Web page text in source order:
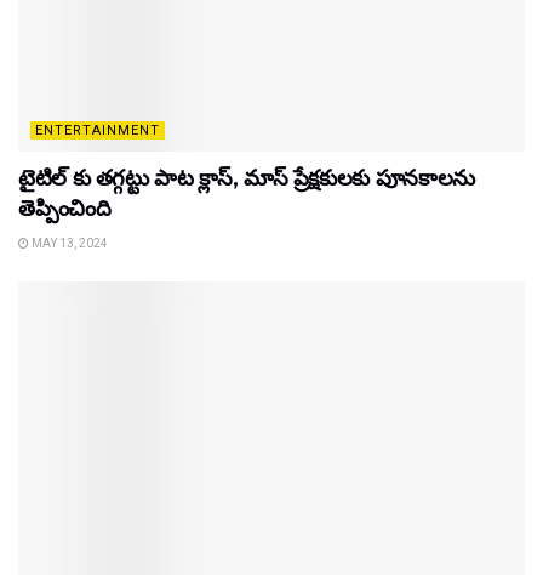
ENTERTAINMENT
టైటిల్‌ కు తగ్గట్టు పాట క్లాస్, మాస్ ప్రేక్షకులకు పూనకాలను
తెప్పించింది
MAY 13, 2024